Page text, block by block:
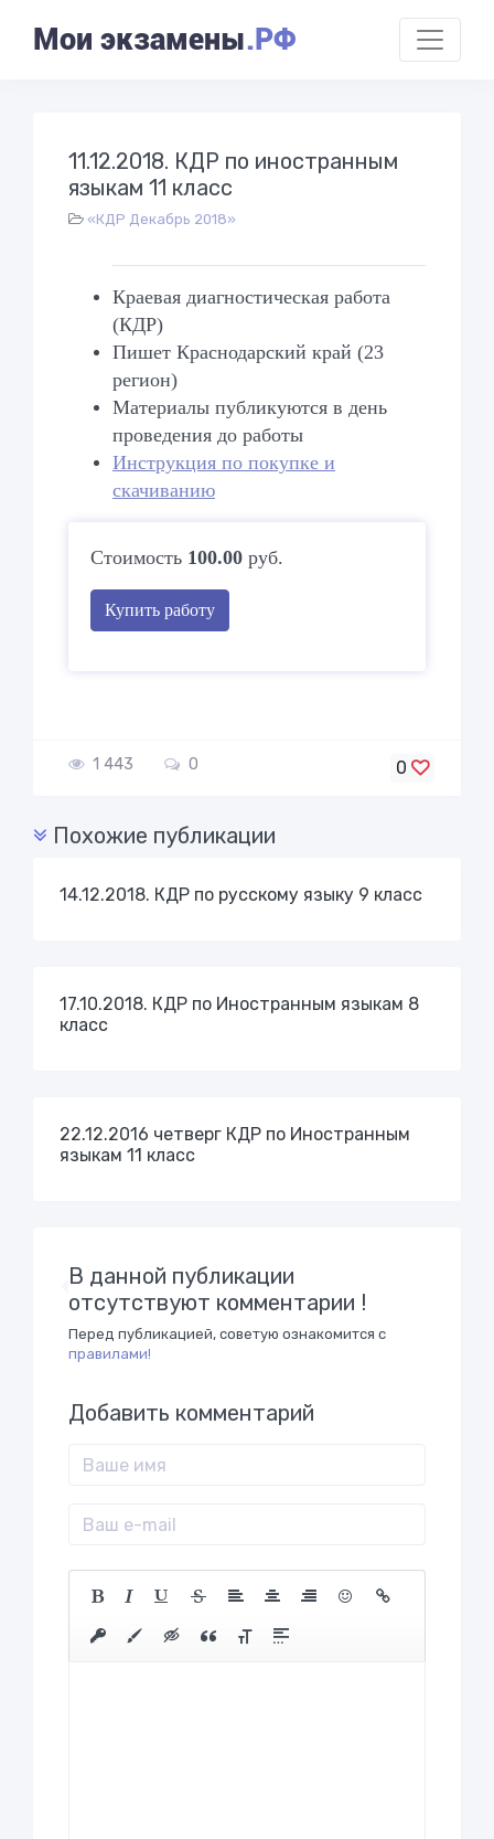
Мои экзамены.РФ
11.12.2018. КДР по иностранным
языкам 11 класс
«КДР Декабрь 2018»
Краевая диагностическая работа
(КДР)
Пишет Краснодарский край (23
регион)
Материалы публикуются в день
проведения до работы
Инструкция по покупке и
скачиванию
Стоимость 100.00 руб.
Купить работу
1 443 0 0
Похожие публикации
14.12.2018. КДР по русскому языку 9 класс
17.10.2018. КДР по Иностранным языкам 8
класс
22.12.2016 четверг КДР по Иностранным
языкам 11 класс
В данной публикации
отсутствуют комментарии !
Перед публикацией, советую ознакомится с
правилами!
Добавить комментарий